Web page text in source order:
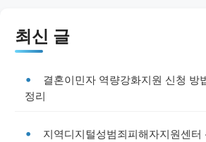
최신 글
결혼이민자 역량강화지원 신청 방
정리
지역디지털성범죄피해자지원센터